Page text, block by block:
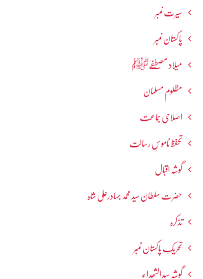
سیرت نمبر
پاکستان نمبر
میلاد مصطفےٰﷺ
مظلوم مسلمان
اصلاحی جماعت
تحفظ ناموسِ رسالت
گوشہ اقبال
حضرت سلطان سید محمد بہادرعلی شاہ
تذکرہ
تحریکِ پاکستان نمبر
گوشہ سیدالشھداء